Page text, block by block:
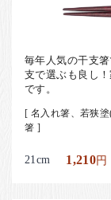
毎年人気の干支
支で選ぶも良し
です。
[ 名入れ箸、若狭
箸 ]
21cm 1,210円